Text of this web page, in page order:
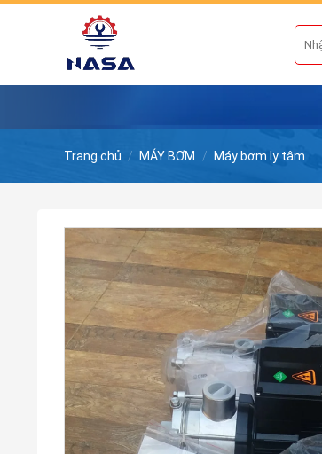
Skip
Tìm
kiếm:
Trang chủ / MÁY BƠM / Máy bơm ly tâm